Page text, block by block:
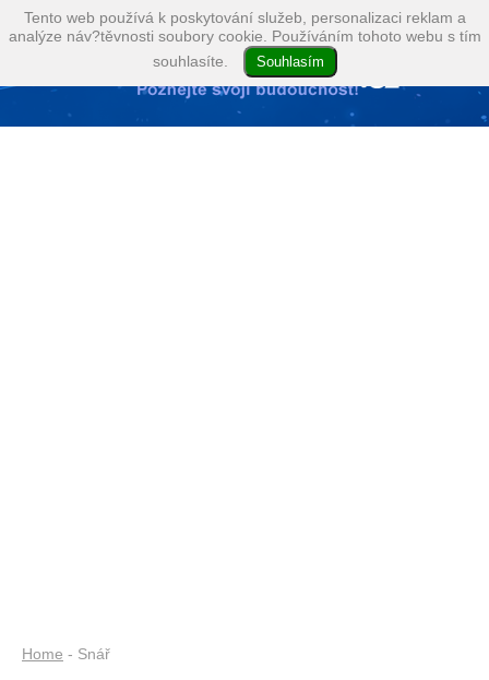
Home - Snář
Tento web používá k poskytování služeb, personalizaci reklam a
analýze náv?těvnosti soubory cookie. Používáním tohoto webu s tím
souhlasíte.